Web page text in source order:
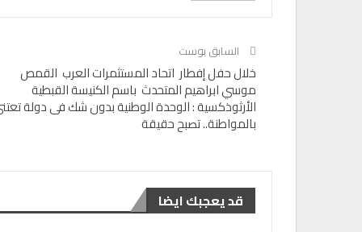
السابق بوست
خلال حفل إفطار اتحاد المستثمرات العرب القمص
موسي ابراهيم المتحدث باسم الكنيسة القبطية
الأرثوذكسية : الوحدة الوطنية بدون شك فى دولة
بالمواطنة.. تصبح حقيقة
قد يعجبك ايضا